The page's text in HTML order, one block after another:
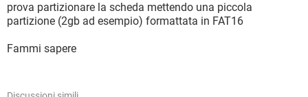
prova partizionare la scheda mettendo una piccola
partizione (2gb ad esempio) formattata in FAT16
Fammi sapere